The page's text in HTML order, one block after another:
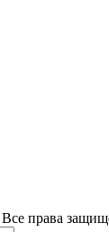
права